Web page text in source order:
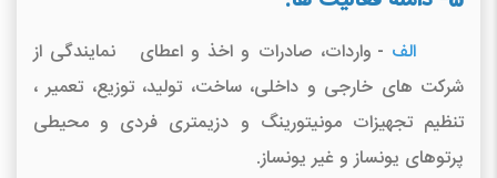
الف - واردات، صادرات و اخذ و اعطای نمایندگی از
شرکت های خارجی و داخلی، ساخت، تولید، توزیع، تعمیر ،
تنظیم تجهیزات مونیتورینگ و دزیمتری فردی و محیطی
پرتوهای یونساز و غیر یونساز.